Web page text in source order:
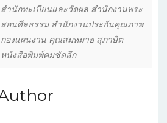
สำนักทะเบียนและวัดผล สำนักงานพระ
สอนศีลธรรม สำนักงานประกันคุณภาพ
กองแผนงาน คุณสมหมาย สุภาษิต
หนังสือพิมพ์คมชัดลึก